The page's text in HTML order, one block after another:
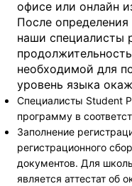
офисе или онлайн
После определения
наши специалисты
необходимой для
уровень языка
Специалисты Student
программу в
Заполнение
регистрационного
документов. Для
является аттестат об